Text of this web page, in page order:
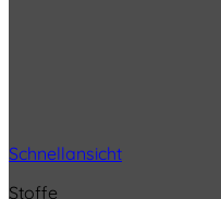
Schnellansicht
Stoffe